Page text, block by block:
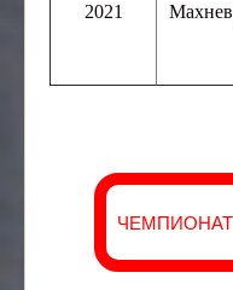
2021
ЧЕМПИОНАТ